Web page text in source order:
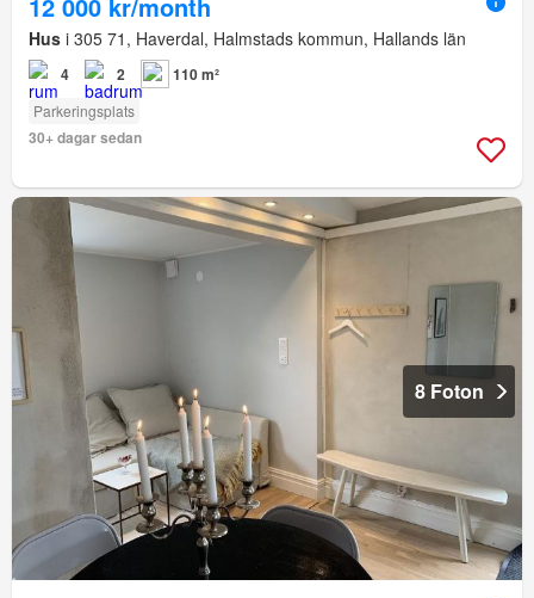
Hus i 305 71, Haverdal, Halmstads kommun, Hallands län
4 2 110 m²
Parkeringsplats
30+ dagar sedan
8 Foton